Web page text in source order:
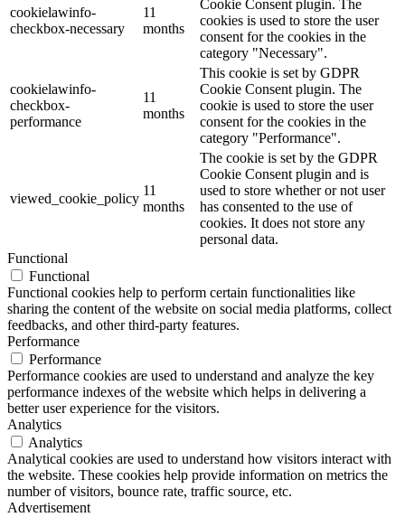
cookielawinfo-
checkbox-necessary
11
months
Cookie Consent plugin. The
cookies is used to store the user
consent for the cookies in the
category "Necessary".
cookielawinfo-
checkbox-
performance
11
months
This cookie is set by GDPR
Cookie Consent plugin. The
cookie is used to store the user
consent for the cookies in the
category "Performance".
viewed_cookie_policy
11
months
The cookie is set by the GDPR
Cookie Consent plugin and is
used to store whether or not user
has consented to the use of
cookies. It does not store any
personal data.
Functional
Functional
Functional cookies help to perform certain functionalities like
sharing the content of the website on social media platforms, collect
feedbacks, and other third-party features.
Performance
Performance
Performance cookies are used to understand and analyze the key
performance indexes of the website which helps in delivering a
better user experience for the visitors.
Analytics
Analytics
Analytical cookies are used to understand how visitors interact with
the website. These cookies help provide information on metrics the
number of visitors, bounce rate, traffic source, etc.
Advertisement